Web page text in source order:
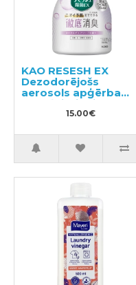
KAO RESESH EX
Dezodorējošs
aerosols apģērbam
un veļai, ziepju
aromāts 370ml
15.00€